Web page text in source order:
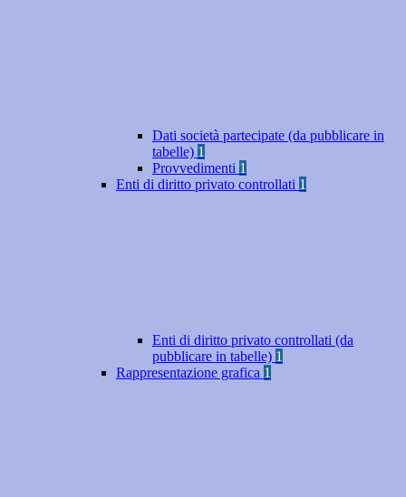
Dati società partecipate (da pubblicare in
tabelle) 1
Provvedimenti 1
Enti di diritto privato controllati 1
Enti di diritto privato controllati (da
pubblicare in tabelle) 1
Rappresentazione grafica 1